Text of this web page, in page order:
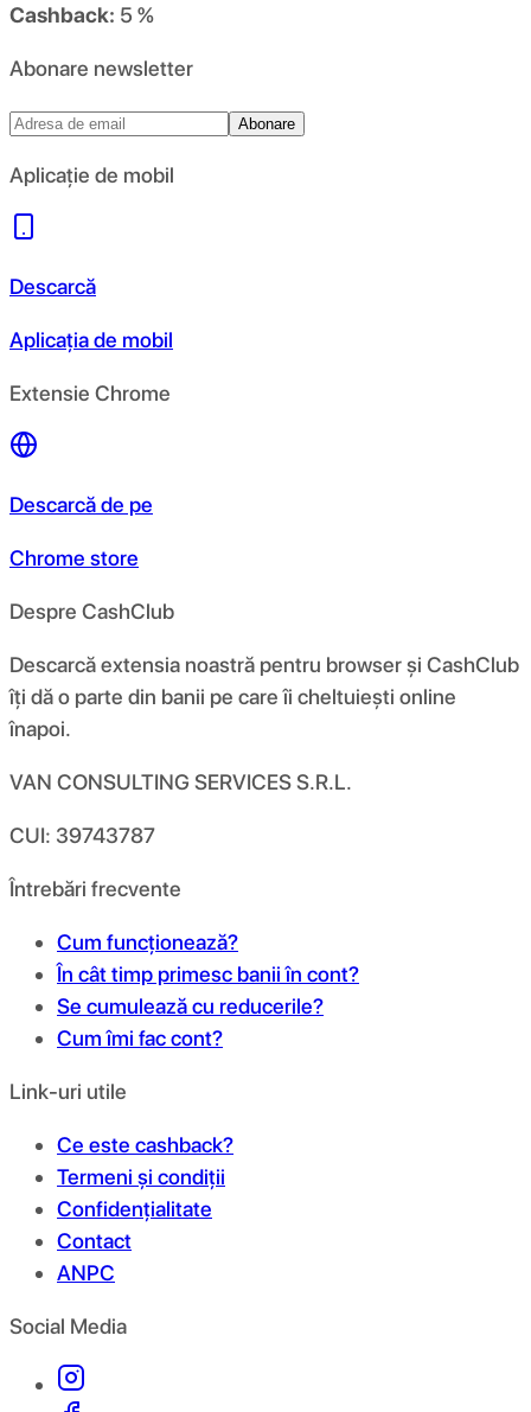
Cashback: 5 %
Abonare newsletter
Abonare
Aplicație de mobil
Descarcă
Aplicația de mobil
Extensie Chrome
Descarcă de pe
Chrome store
Despre CashClub
Descarcă extensia noastră pentru browser și CashClub
îți dă o parte din banii pe care îi cheltuiești online
înapoi.
VAN CONSULTING SERVICES S.R.L.
CUI: 39743787
Întrebări frecvente
Cum funcționează?
În cât timp primesc banii în cont?
Se cumulează cu reducerile?
Cum îmi fac cont?
Link-uri utile
Ce este cashback?
Termeni și condiții
Confidențialitate
Contact
ANPC
Social Media